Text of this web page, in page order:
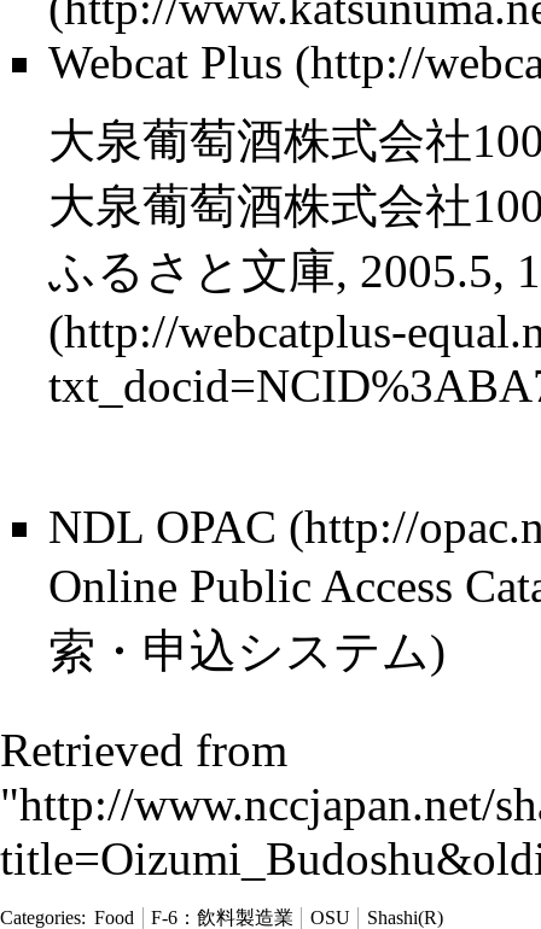
Webcat Plus
大泉葡萄酒株式会社
大泉葡萄酒株式会社
ふるさと文庫, 2005.5,
NDL OPAC
Online Public Access
索・申込システム)
Retrieved from
"http://www.nccjapan.net/
Categories: Food F-6：飲料製造業 OSU Shashi(R)